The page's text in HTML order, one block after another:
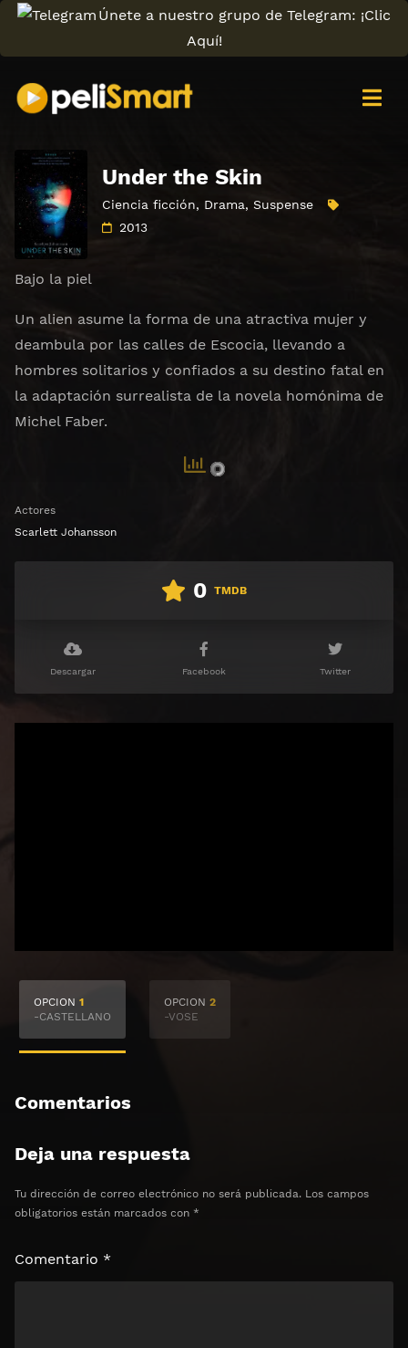
Únete a nuestro grupo de Telegram: ¡Clic
Aquí!
Under the Skin
Ciencia ficción, Drama, Suspense
2013
Bajo la piel
Un alien asume la forma de una atractiva mujer y
deambula por las calles de Escocia, llevando a
hombres solitarios y confiados a su destino fatal en
la adaptación surrealista de la novela homónima de
Michel Faber.
Actores
Scarlett Johansson
0 TMDB
Descargar Facebook Twitter
🔒 Acceso Requerido
Haz clic 3 veces en el botón para desbloquear el
contenido
⏰ El acceso expira en 1 hora
OPCION 1
-CASTELLANO
OPCION 2
-VOSE
Comentarios
Deja una respuesta
Tu dirección de correo electrónico no será publicada. Los campos
obligatorios están marcados con *
Comentario *